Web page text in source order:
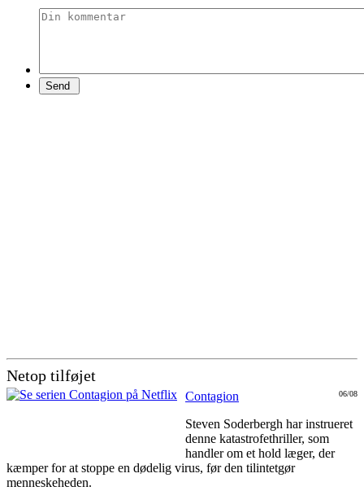
Netop tilføjet
06/08
Contagion
Steven Soderbergh har instrueret
denne katastrofethriller, som
handler om et hold læger, der
kæmper for at stoppe en dødelig virus, før den tilintetgør
menneskeheden.